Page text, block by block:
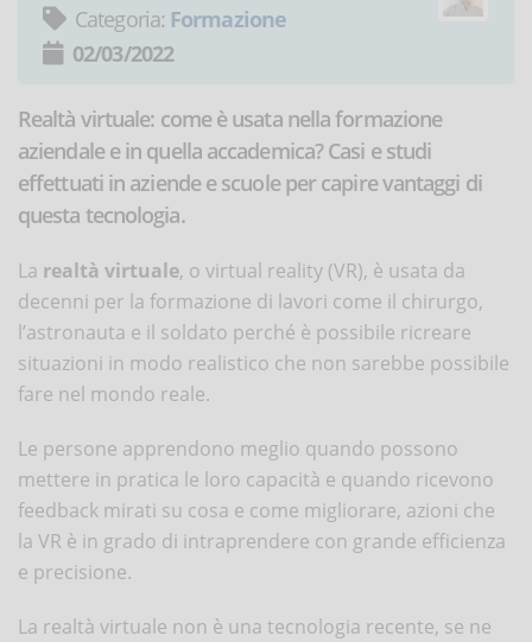
Categoria: Formazione
02/03/2022
Realtà virtuale: come è usata nella formazione
aziendale e in quella accademica? Casi e studi
effettuati in aziende e scuole per capire vantaggi di
questa tecnologia.
La realtà virtuale, o virtual reality (VR), è usata da
decenni per la formazione di lavori come il chirurgo,
l’astronauta e il soldato perché è possibile ricreare
situazioni in modo realistico che non sarebbe possibile
fare nel mondo reale.
Le persone apprendono meglio quando possono
mettere in pratica le loro capacità e quando ricevono
feedback mirati su cosa e come migliorare, azioni che
la VR è in grado di intraprendere con grande efficienza
e precisione.
La realtà virtuale non è una tecnologia recente, se ne